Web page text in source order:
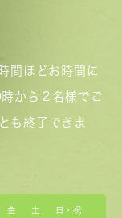
間ほどお時間に
から２名様でご
も終了できま
金 土 日・祝